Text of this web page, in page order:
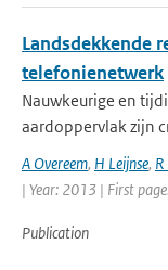
Landsdekkende
telefonienetwerk
Nauwkeurige en
aardoppervlak zijn
A Overeem, H Leijnse,
| Year: 2013 | First
Publication